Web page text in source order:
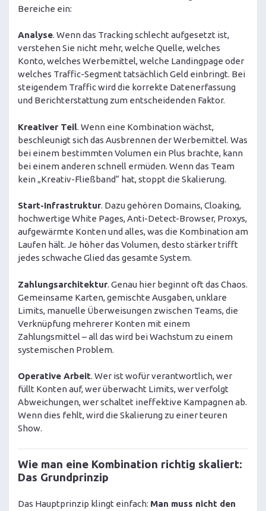
Bereiche ein:
Analyse. Wenn das Tracking schlecht aufgesetzt ist,
verstehen Sie nicht mehr, welche Quelle, welches
Konto, welches Werbemittel, welche Landingpage oder
welches Traffic-Segment tatsächlich Geld einbringt. Bei
steigendem Traffic wird die korrekte Datenerfassung
und Berichterstattung zum entscheidenden Faktor.
Kreativer Teil. Wenn eine Kombination wächst,
beschleunigt sich das Ausbrennen der Werbemittel. Was
bei einem bestimmten Volumen ein Plus brachte, kann
bei einem anderen schnell ermüden. Wenn das Team
kein „Kreativ-Fließband“ hat, stoppt die Skalierung.
Start-Infrastruktur. Dazu gehören Domains, Cloaking,
hochwertige White Pages, Anti-Detect-Browser, Proxys,
aufgewärmte Konten und alles, was die Kombination am
Laufen hält. Je höher das Volumen, desto stärker trifft
jedes schwache Glied das gesamte System.
Zahlungsarchitektur. Genau hier beginnt oft das Chaos.
Gemeinsame Karten, gemischte Ausgaben, unklare
Limits, manuelle Überweisungen zwischen Teams, die
Verknüpfung mehrerer Konten mit einem
Zahlungsmittel – all das wird bei Wachstum zu einem
systemischen Problem.
Operative Arbeit. Wer ist wofür verantwortlich, wer
füllt Konten auf, wer überwacht Limits, wer verfolgt
Abweichungen, wer schaltet ineffektive Kampagnen ab.
Wenn dies fehlt, wird die Skalierung zu einer teuren
Show.
Wie man eine Kombination richtig skaliert:
Das Grundprinzip
Das Hauptprinzip klingt einfach: Man muss nicht den